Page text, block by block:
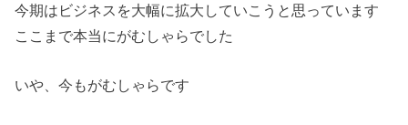
今期はビジネスを大幅に拡大していこうと思っています
ここまで本当にがむしゃらでした
いや、今もがむしゃらです